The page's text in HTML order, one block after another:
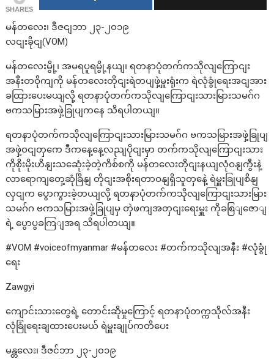
SHARES
မန်တလေး၊ ဒီဇငျဘာ ၂၃-၂၀၁၉
လငျးခိုငျ(VOM)
မန်တလေးမွို့၊ အမရပူရမွို့နယျ၊ ရတနာပုံတက်ကသိုလျကြောငျး
အနီးတဝိုကျကို မန်တလေးတိုငျးရဲတပျဖှဲ့မှူးရုံးက ရဲလုံခွုံရေးအငျအား
ခထြားပေးမယျလို့ ရတနာပုံတက်ကသိုလျကြောငျးသားမြားသမဂ်ဂ
ဗကသမြားအဖှဲ့ခြုပျကနေ သိရပါတယျ။
ရတနာပုံတက်ကသိုလျကြောငျးသားမြားသမဂ်ဂ ဗကသမြားအဖှဲ့ခြုပျ
အဖှဲ့ဝငျတှကေ ဒီကနေ့နေ့လညျပိုငျးမှာ တက်ကသိုလျကြောငျးသား
ကိုစိုးမိုးဟိနျးသဆေုံးခဲ့တဲ့ကိစ်စကို မန်တလေးတိုငျးနယျလုံဝနျကွီးနဲ့
လာရောကျတှေ့ဆုံခြိနျ တိုငျးအစိုးရတာဝနျရှိသူတှနေဲ့ ရဲမှူးခြုပျစိနျ
လှငျက ပွောကွားခဲ့တယျလို့ ရတနာပုံတက်ကသိုလျကြောငျးသားမြား
သမဂ်ဂ ဗကသမြားအဖှဲ့ခြုပျမှ တှဲဖကျအတှငျးရေးမှူး ကိုခစြျဇောျ
ရဲ့ ပွောပွခကြျအရ သိရပါတယျ။
#VOM #voiceofmyanmar #မန်တလေး #တက်ကသိုလျအနီး #လုံခွုံ
ရေး
Zawgyi
ကျောင်းသားတွေရဲ့ တောင်းဆိုမှုကြောင့် ရတနာပုံတက္ကသိုလ်အနီး
လုံခြုံရေးချထားပေးမယ် ရဲမှူးချုပ်ကတိပေး
မန္တလေး၊ ဒီဇင်ဘာ ၂၃-၂၀၁၉